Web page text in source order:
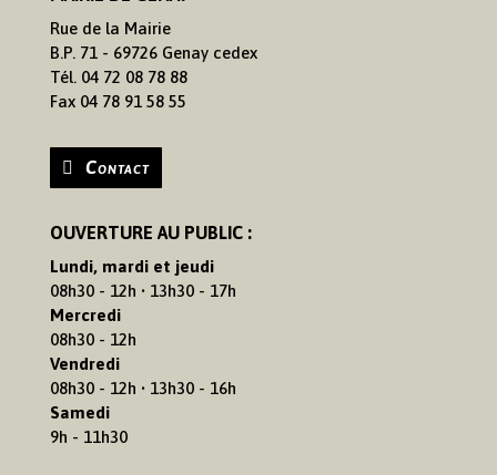
Rue de la Mairie
B.P. 71 - 69726 Genay cedex
Tél. 04 72 08 78 88
Fax 04 78 91 58 55
Contact
OUVERTURE AU PUBLIC :
Lundi, mardi et jeudi
08h30 - 12h • 13h30 - 17h
Mercredi
08h30 - 12h
Vendredi
08h30 - 12h • 13h30 - 16h
Samedi
9h - 11h30